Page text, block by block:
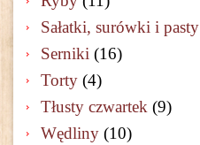
Sałatki, surówki i pasty
Serniki (16)
Torty (4)
Tłusty czwartek (9)
Wędliny (10)